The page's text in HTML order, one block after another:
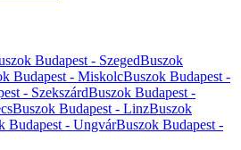
Budapest - SzegedBuszok
Budapest - MiskolcBuszok Budapest -
- SzekszárdBuszok Budapest -
Buszok Budapest - LinzBuszok
Budapest - UngvárBuszok Budapest -